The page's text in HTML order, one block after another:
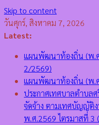
Skip to content
วันศุกร์, สิงหาคม 7, 2026
Latest:
แผนพัฒนาท้องถิ่น (พ.ศ
2/2569)
แผนพัฒนาท้องถิ่น (พ.ศ
ประกาศเทศบาลตำบล
จัดจ้าง ตามเทศบัญญัติ
พ.ศ.2569 ไตรมาสที่ 3